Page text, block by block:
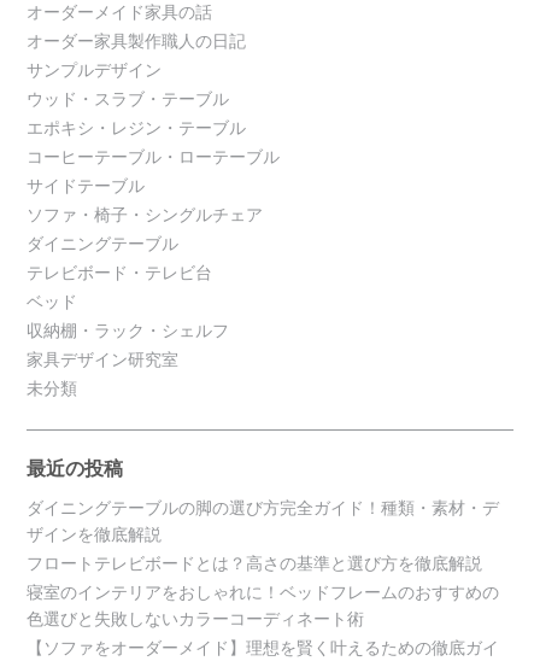
オーダーメイド家具の話
オーダー家具製作職人の日記
サンプルデザイン
ウッド・スラブ・テーブル
エポキシ・レジン・テーブル
コーヒーテーブル・ローテーブル
サイドテーブル
ソファ・椅子・シングルチェア
ダイニングテーブル
テレビボード・テレビ台
ベッド
収納棚・ラック・シェルフ
家具デザイン研究室
未分類
最近の投稿
ダイニングテーブルの脚の選び方完全ガイド！種類・素材・デ
ザインを徹底解説
フロートテレビボードとは？高さの基準と選び方を徹底解説
寝室のインテリアをおしゃれに！ベッドフレームのおすすめの
色選びと失敗しないカラーコーディネート術
【ソファをオーダーメイド】理想を賢く叶えるための徹底ガイ